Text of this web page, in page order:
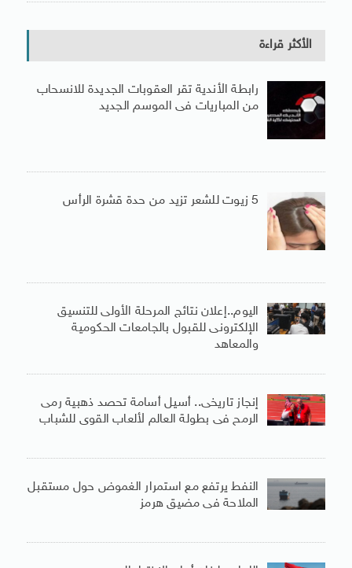
الأكثر قراءة
رابطة الأندية تقر العقوبات الجديدة للانسحاب
من المباريات فى الموسم الجديد
5 زيوت للشعر تزيد من حدة قشرة الرأس
اليوم..إعلان نتائج المرحلة الأولى للتنسيق
الإلكترونى للقبول بالجامعات الحكومية
والمعاهد
إنجاز تاريخى.. أسيل أسامة تحصد ذهبية رمى
الرمح فى بطولة العالم لألعاب القوى للشباب
النفط يرتفع مع استمرار الغموض حول مستقبل
الملاحة فى مضيق هرمز